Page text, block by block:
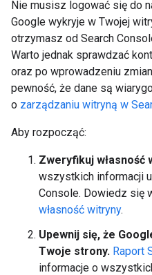
Nie musisz logować się do
Google wykryje w Twojej
otrzymasz od Search
Warto jednak sprawdzać
oraz po wprowadzeniu
pewność, że dane są
o zarządzaniu witryną w
Aby rozpocząć:
Zweryfikuj własność
wszystkich informacji
Console. Dowiedz się
własność witryny.
Upewnij się, że
Twoje strony. Raport
informacje o